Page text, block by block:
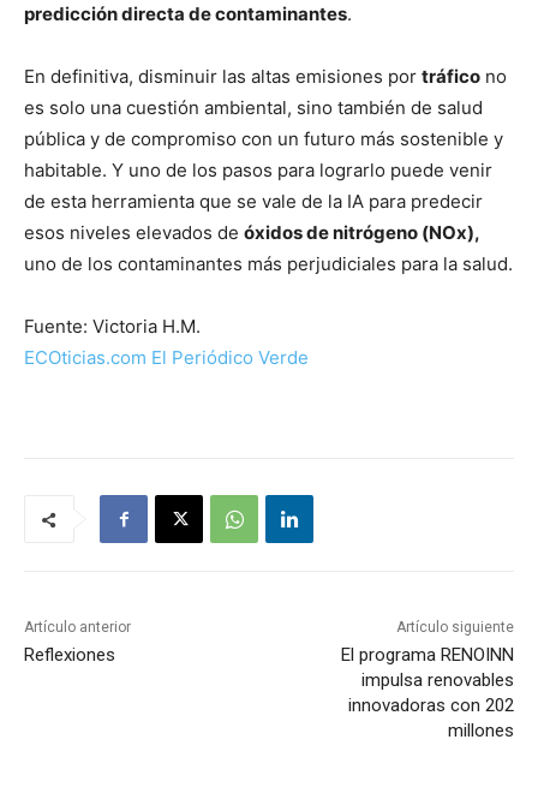
predicción directa de contaminantes.
En definitiva, disminuir las altas emisiones por tráfico no
es solo una cuestión ambiental, sino también de salud
pública y de compromiso con un futuro más sostenible y
habitable. Y uno de los pasos para lograrlo puede venir
de esta herramienta que se vale de la IA para predecir
esos niveles elevados de óxidos de nitrógeno (NOx),
uno de los contaminantes más perjudiciales para la salud.
Fuente: Victoria H.M.
ECOticias.com El Periódico Verde
Artículo anterior
Reflexiones
Artículo siguiente
El programa RENOINN
impulsa renovables
innovadoras con 202
millones